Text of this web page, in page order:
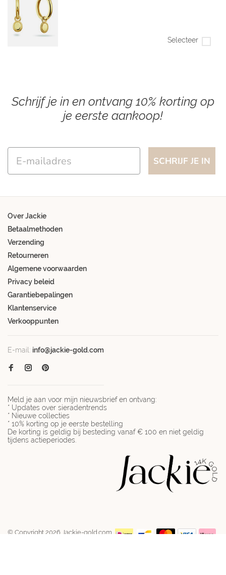
Selecteer
Schrijf je in en ontvang 10% korting op
je eerste aankoop!
SCHRIJF JE IN
Over Jackie
Betaalmethoden
Verzending
Retourneren
Algemene voorwaarden
Privacy beleid
Garantiebepalingen
Klantenservice
Verkooppunten
E-mail: info@jackie-gold.com
Meld je aan voor mijn nieuwsbrief en ontvang:
* Updates over sieradentrends
* Nieuwe collecties
* 10% korting op je eerste bestelling
De korting is geldig bij besteding vanaf € 100 en niet geldig
tijdens actieperiodes.
© Copyright 2026 Jackie-gold.com